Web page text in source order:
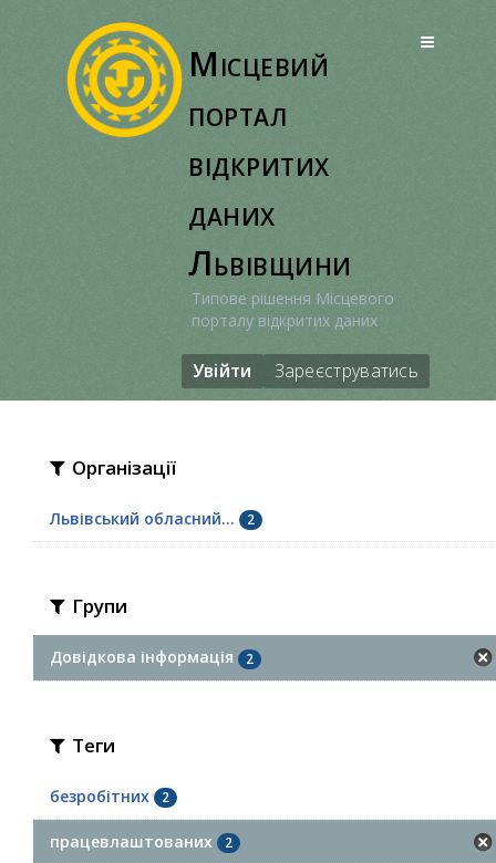
Місцевий
портал
відкритих
даних
Львівщини
Типове рішення Місцевого
порталу відкритих даних
Увійти Зареєструватись
Організації
Львівський обласний... 2
Групи
Довідкова інформація 2
Теги
безробітних 2
працевлаштованих 2